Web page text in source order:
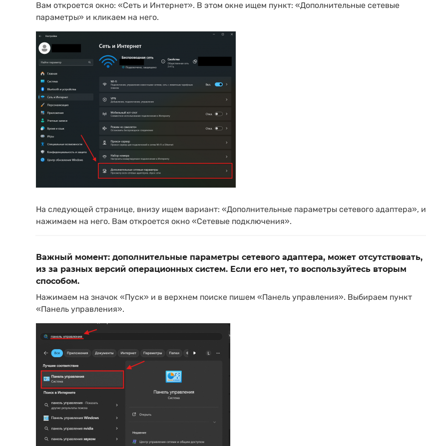
Вам откроется окно: «Сеть и Интернет». В этом окне ищем пункт: «Дополнительные сетевые
параметры» и кликаем на него.
На следующей странице, внизу ищем вариант: «Дополнительные параметры сетевого адаптера», и
нажимаем на него. Вам откроется окно «Сетевые подключения».
Важный момент: дополнительные параметры сетевого адаптера, может отсутствовать,
из за разных версий операционных систем. Если его нет, то воспользуйтесь вторым
способом.
Нажимаем на значок «Пуск» и в верхнем поиске пишем «Панель управления». Выбираем пункт
«Панель управления».